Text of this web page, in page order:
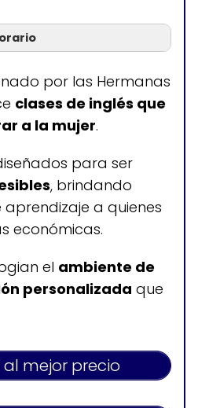
de inglés para
por las Hermanas
clases de inglés que
a la mujer.
para ser
, brindando
a quienes
económicas.
el ambiente de
personalizada que
mejor precio